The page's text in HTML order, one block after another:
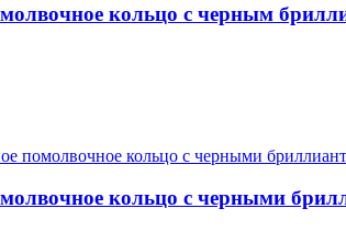
кольцо с черным
кольцо с черными